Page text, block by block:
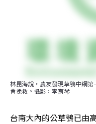
林昆海說，農友發現草鴞中網
會挽救。攝影：李育琴
台南大內的公草鴞已由